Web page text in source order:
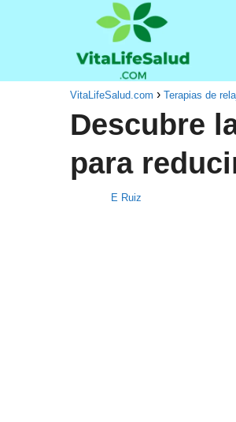
VitaLifeSalud.com Terapias de
Descubre
para
E Ruiz